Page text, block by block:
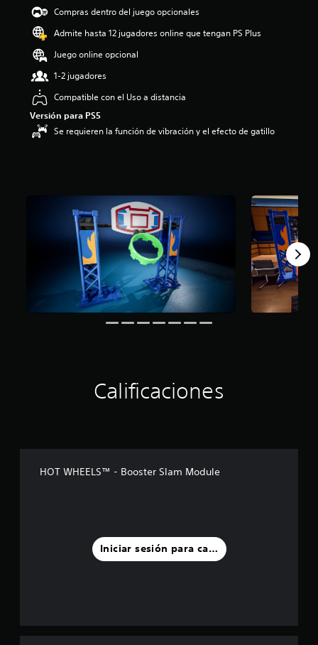
Compras dentro del juego opcionales
Admite hasta 12 jugadores online que tengan PS Plus
Juego online opcional
1-2 jugadores
Compatible con el Uso a distancia
Versión para PS5
Se requieren la función de vibración y el efecto de gatillo
Calificaciones
HOT WHEELS™ - Booster Slam Module
Iniciar sesión para calificar